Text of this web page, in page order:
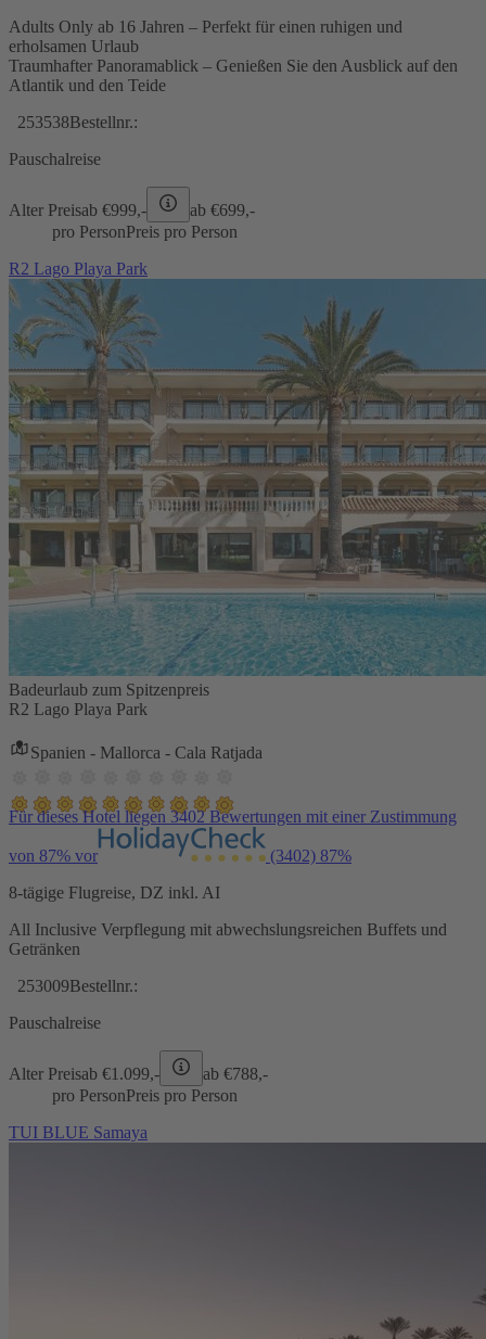
Adults Only ab 16 Jahren – Perfekt für einen ruhigen und
erholsamen Urlaub
Traumhafter Panoramablick – Genießen Sie den Ausblick auf den
Atlantik und den Teide
253538Bestellnr.:
Pauschalreise
Alter Preisab €999,- ab €699,-
pro PersonPreis pro Person
R2 Lago Playa Park
Badeurlaub zum Spitzenpreis
R2 Lago Playa Park
Spanien - Mallorca - Cala Ratjada
Für dieses Hotel liegen 3402 Bewertungen mit einer Zustimmung
von 87% vor (3402) 87%
8-tägige Flugreise, DZ inkl. AI
All Inclusive Verpflegung mit abwechslungsreichen Buffets und
Getränken
253009Bestellnr.:
Pauschalreise
Alter Preisab €1.099,- ab €788,-
pro PersonPreis pro Person
TUI BLUE Samaya